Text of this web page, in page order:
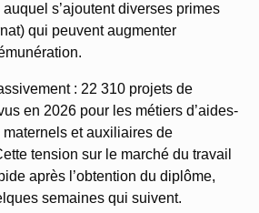
s’ajoutent diverses primes
qui peuvent augmenter
: 22 310 projets de
en 2026 pour les métiers d’aides-
et auxiliaires de
tension sur le marché du travail
après l’obtention du diplôme,
semaines qui suivent.